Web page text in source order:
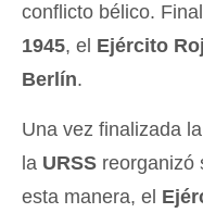
conflicto bélico.
1945, el Ejército
Berlín.
Una vez finalizada la
la URSS reorganizó
esta manera, el